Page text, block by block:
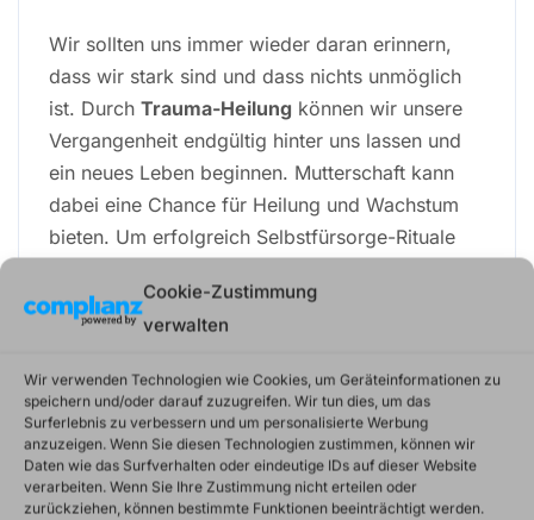
Cookie-Zustimmung
verwalten
Wir verwenden Technologien wie Cookies, um Geräteinformationen zu
speichern und/oder darauf zuzugreifen. Wir tun dies, um das
Surferlebnis zu verbessern und um personalisierte Werbung
anzuzeigen. Wenn Sie diesen Technologien zustimmen, können wir
Daten wie das Surfverhalten oder eindeutige IDs auf dieser Website
verarbeiten. Wenn Sie Ihre Zustimmung nicht erteilen oder
zurückziehen, können bestimmte Funktionen beeinträchtigt werden.
Wir sollten uns immer wieder daran erinnern,
dass wir stark sind und dass nichts unmöglich
ist. Durch Trauma-Heilung können wir unsere
Vergangenheit endgültig hinter uns lassen und
ein neues Leben beginnen. Mutterschaft kann
dabei eine Chance für Heilung und Wachstum
bieten. Um erfolgreich Selbstfürsorge-Rituale
den Alltag integriert werden.
nehmen und aktiv etwas tun um seine
Bedürfnisse zu befriedigen. Mit dem richtigen
Supportvon Familie, Freunden oder einem
Therapeuten können starke Kämpferinnen